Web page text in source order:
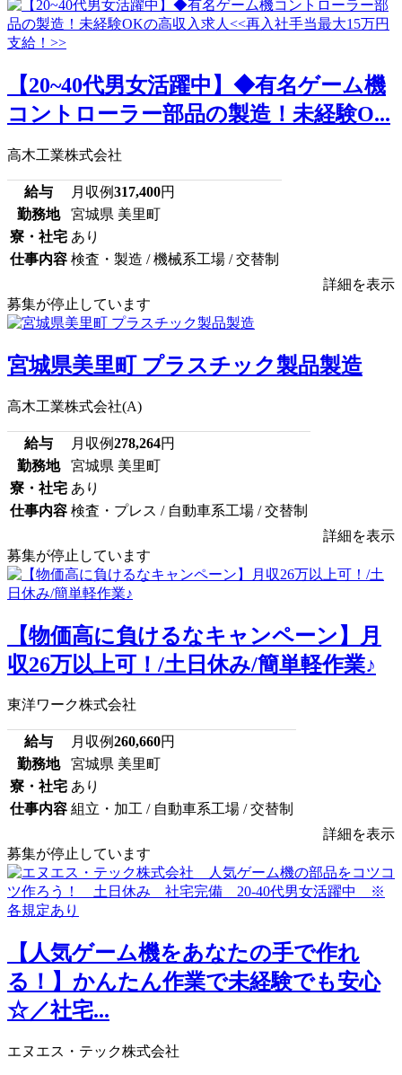
【20~40代男女活躍中】◆有名ゲーム機
コントローラー部品の製造！未経験O...
高木工業株式会社
給与 月収例317,400円
勤務地
宮城県 美里町
寮・社宅 あり
仕事内容 検査・製造 / 機械系工場 / 交替制
詳細を表示
募集が停止しています
宮城県美里町 プラスチック製品製造
高木工業株式会社(A)
給与 月収例278,264円
勤務地
宮城県 美里町
寮・社宅 あり
仕事内容 検査・プレス / 自動車系工場 / 交替制
詳細を表示
募集が停止しています
【物価高に負けるなキャンペーン】月
収26万以上可！/土日休み/簡単軽作業♪
東洋ワーク株式会社
給与 月収例260,660円
勤務地
宮城県 美里町
寮・社宅 あり
仕事内容 組立・加工 / 自動車系工場 / 交替制
詳細を表示
募集が停止しています
【人気ゲーム機をあなたの手で作れ
る！】かんたん作業で未経験でも安心
☆／社宅...
エヌエス・テック株式会社